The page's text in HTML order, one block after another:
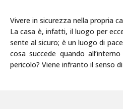
Vivere in sicurezza nella propria
La casa è, infatti, il luogo per
sente al sicuro; è un luogo di
cosa succede quando
pericolo? Viene infranto il senso